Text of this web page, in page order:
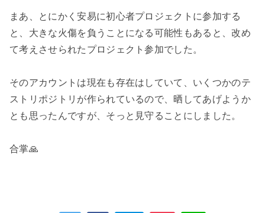
まあ、とにかく安易に初心者プロジェクトに参加する
と、大きな火傷を負うことになる可能性もあると、改め
て考えさせられたプロジェクト参加でした。
そのアカウントは現在も存在はしていて、いくつかのテ
ストリポジトリが作られているので、晒してあげようか
とも思ったんですが、そっと見守ることにしました。